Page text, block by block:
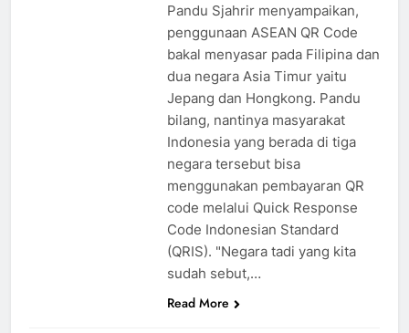
Pandu Sjahrir menyampaikan,
penggunaan ASEAN QR Code
bakal menyasar pada Filipina dan
dua negara Asia Timur yaitu
Jepang dan Hongkong. Pandu
bilang, nantinya masyarakat
Indonesia yang berada di tiga
negara tersebut bisa
menggunakan pembayaran QR
code melalui Quick Response
Code Indonesian Standard
(QRIS). "Negara tadi yang kita
sudah sebut,…
Read More